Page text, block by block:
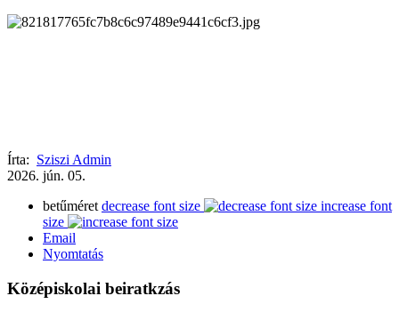
Írta: Sziszi Admin
2026. jún. 05.
betűméret decrease font size
increase font
size
Email
Nyomtatás
Középiskolai beiratkzás